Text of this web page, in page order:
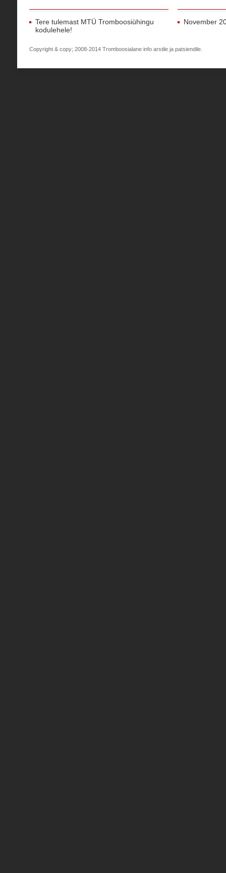
Tere tulemast MTÜ Tromboosiühingu
kodulehele!
November
Copyright & copy; 2008-2014 Tromboosialane info arstile ja patsiendile.